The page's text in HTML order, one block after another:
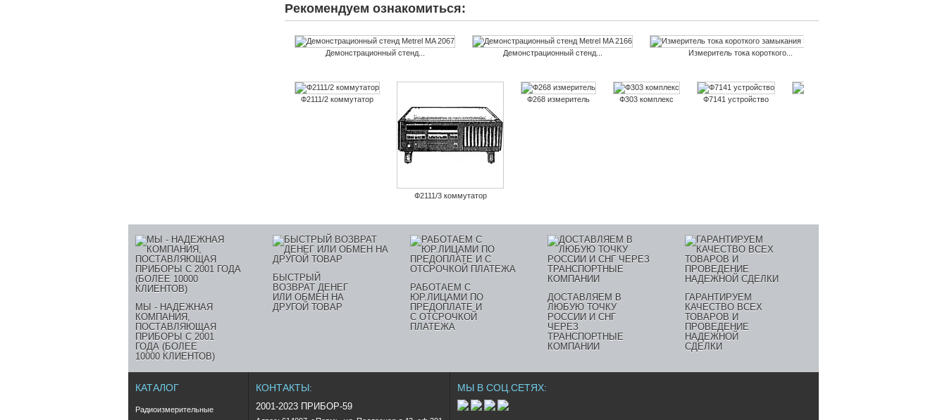
Рекомендуем ознакомиться:
Демонстрационный стенд... Демонстрационный стенд... Измеритель тока короткого...
Ф2111/2 коммутатор
Ф2111/3 коммутатор
Ф268 измеритель Ф303 комплекс Ф7141 устройство
МЫ - НАДЕЖНАЯ
КОМПАНИЯ,
ПОСТАВЛЯЮЩАЯ
ПРИБОРЫ С 2001
ГОДА (БОЛЕЕ
10000 КЛИЕНТОВ)
БЫСТРЫЙ
ВОЗВРАТ ДЕНЕГ
ИЛИ ОБМЕН НА
ДРУГОЙ ТОВАР
РАБОТАЕМ С
ЮР.ЛИЦАМИ ПО
ПРЕДОПЛАТЕ И
С ОТСРОЧКОЙ
ПЛАТЕЖА
ДОСТАВЛЯЕМ В
ЛЮБУЮ ТОЧКУ
РОССИИ И СНГ
ЧЕРЕЗ
ТРАНСПОРТНЫЕ
КОМПАНИИ
ГАРАНТИРУЕМ
КАЧЕСТВО ВСЕХ
ТОВАРОВ И
ПРОВЕДЕНИЕ
НАДЕЖНОЙ
СДЕЛКИ
КАТАЛОГ
Радиоизмерительные
КОНТАКТЫ:
2001-2023 ПРИБОР-59
МЫ В СОЦ.СЕТЯХ: